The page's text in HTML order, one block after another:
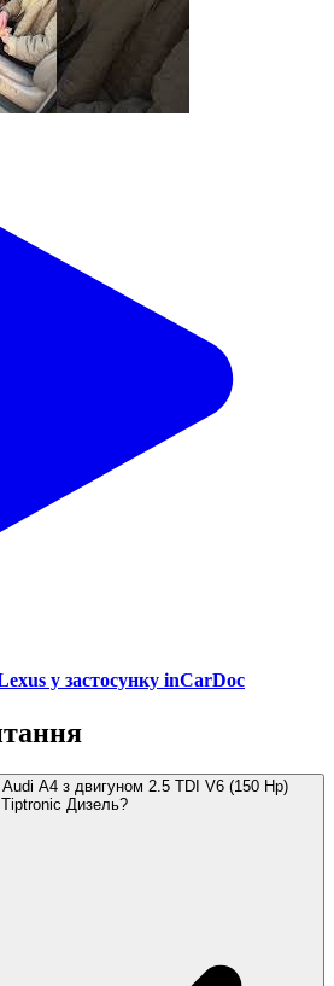
у застосунку inCarDoc
A4 з двигуном 2.5 TDI V6 (150 Hp)
Tiptronic Дизель?